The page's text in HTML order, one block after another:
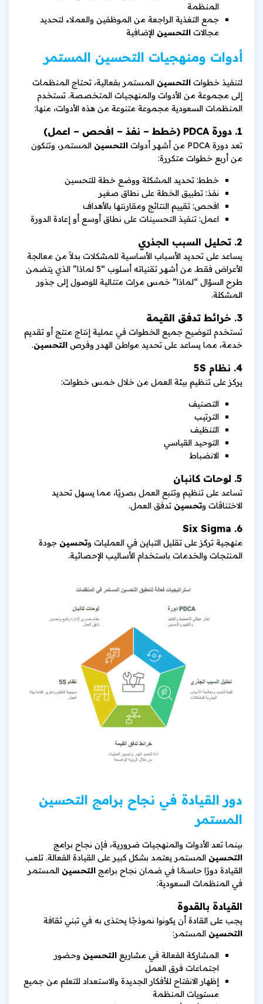
المنظمة
جمع التغذية الراجعة من الموظفين والعملاء لتحديد
مجالات التحسين الإضافية
أدوات ومنهجيات التحسين المستمر
لتنفيذ خطوات التحسين المستمر بفعالية، تحتاج المنظمات
إلى مجموعة من الأدوات والمنهجيات المتخصصة. تستخدم
المنظمات السعودية مجموعة متنوعة من هذه الأدوات، منها:
1. دورة PDCA (خطط – نفذ – افحص – اعمل)
تعد دورة PDCA من أشهر أدوات التحسين المستمر، وتتكون
من أربع خطوات متكررة:
خطط: تحديد المشكلة ووضع خطة للتحسين
نفذ: تطبيق الخطة على نطاق صغير
افحص: تقييم النتائج ومقارنتها بالأهداف
اعمل: تنفيذ التحسينات على نطاق أوسع أو إعادة الدورة
2. تحليل السبب الجذري
يساعد على تحديد الأسباب الأساسية للمشكلات بدلاً من معالجة
الأعراض فقط. من أشهر تقنياته أسلوب “5 لماذا” الذي يتضمن
طرح السؤال “لماذا” خمس مرات متتالية للوصول إلى جذور
المشكلة.
3. خرائط تدفق القيمة
تستخدم لتوضيح جميع الخطوات في عملية إنتاج منتج أو تقديم
خدمة، مما يساعد على تحديد مواطن الهدر وفرص التحسين.
4. نظام 5S
يركز على تنظيم بيئة العمل من خلال خمس خطوات:
التصنيف
الترتيب
التنظيف
التوحيد القياسي
الانضباط
5. لوحات كانبان
تساعد على تنظيم وتتبع العمل بصريًا، مما يسهل تحديد
الاختناقات وتحسين تدفق العمل.
6. Six Sigma
منهجية تركز على تقليل التباين في العمليات وتحسين جودة
المنتجات والخدمات باستخدام الأساليب الإحصائية.
دور القيادة في نجاح برامج التحسين
المستمر
بينما تعد الأدوات والمنهجيات ضرورية، فإن نجاح برامج
التحسين المستمر يعتمد بشكل كبير على القيادة الفعالة. تلعب
القيادة دورًا حاسمًا في ضمان نجاح برامج التحسين المستمر
في المنظمات السعودية:
القيادة بالقدوة
يجب على القادة أن يكونوا نموذجًا يحتذى به في تبني ثقافة
التحسين المستمر:
المشاركة الفعالة في مشاريع التحسين وحضور
اجتماعات فرق العمل
إظهار الانفتاح للأفكار الجديدة والاستعداد للتعلم من جميع
مستويات المنظمة